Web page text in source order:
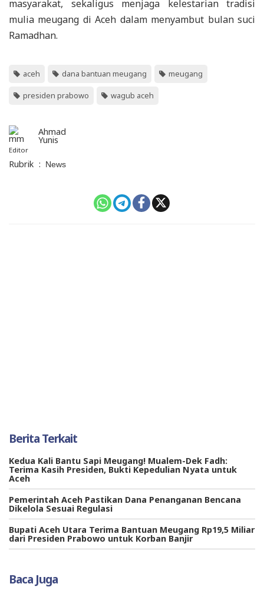
masyarakat, sekaligus menjaga kelestarian tradisi
mulia meugang di Aceh dalam menyambut bulan suci
Ramadhan.
aceh dana bantuan meugang meugang
presiden prabowo wagub aceh
Ahmad
Yunis
Editor
Rubrik : News
Berita Terkait
Kedua Kali Bantu Sapi Meugang! Mualem-Dek Fadh:
Terima Kasih Presiden, Bukti Kepedulian Nyata untuk
Aceh
Pemerintah Aceh Pastikan Dana Penanganan Bencana
Dikelola Sesuai Regulasi
Bupati Aceh Utara Terima Bantuan Meugang Rp19,5 Miliar
dari Presiden Prabowo untuk Korban Banjir
Baca Juga